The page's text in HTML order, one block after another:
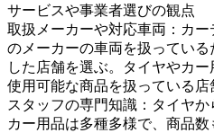
サービスや事業者選びの観点
取扱メーカーや対応車両：カ
のメーカーの車両を扱ってい
した店舗を選ぶ。タイヤやカ
使用可能な商品を扱っている店
スタッフの専門知識：タイヤ
カー用品は多種多様で、商品